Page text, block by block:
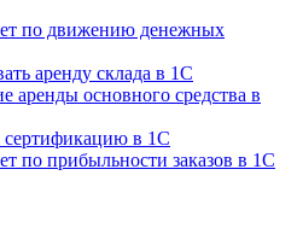
по движению денежных
аренду склада в 1С
аренды основного средства в
сертификацию в 1С
по прибыльности заказов в 1С